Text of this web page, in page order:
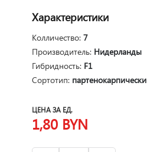
Характеристики
Колличество: 7
Производитель: Нидерланды
Гибридность: F1
Сортотип:
ЦЕНА ЗА ЕД.
1,80 BYN